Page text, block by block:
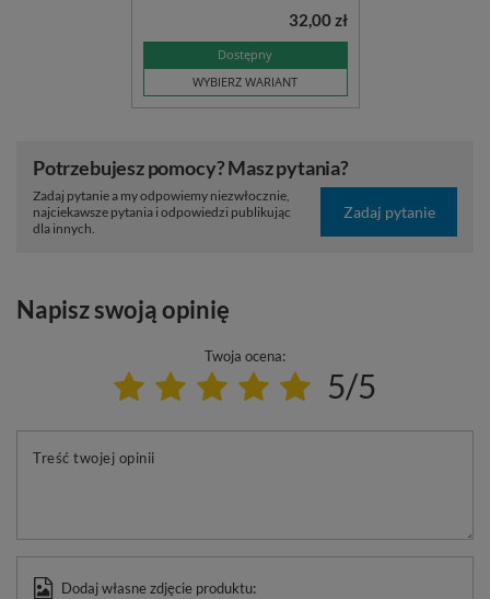
Dostępny
WYBIERZ WARIANT
32,00 zł
Potrzebujesz pomocy? Masz pytania?
Zadaj pytanie a my odpowiemy niezwłocznie,
najciekawsze pytania i odpowiedzi publikując
dla innych.
Zadaj pytanie
Napisz swoją opinię
Twoja ocena:
5/5
Treść twojej opinii
Dodaj własne zdjęcie produktu: